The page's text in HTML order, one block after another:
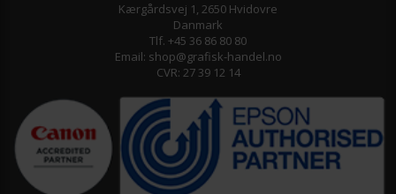
Kærgårdsvej 1, 2650 Hvidovre
Danmark
Tlf. +45 36 86 80 80
Email: shop@grafisk-handel.no
CVR: 27 39 12 14